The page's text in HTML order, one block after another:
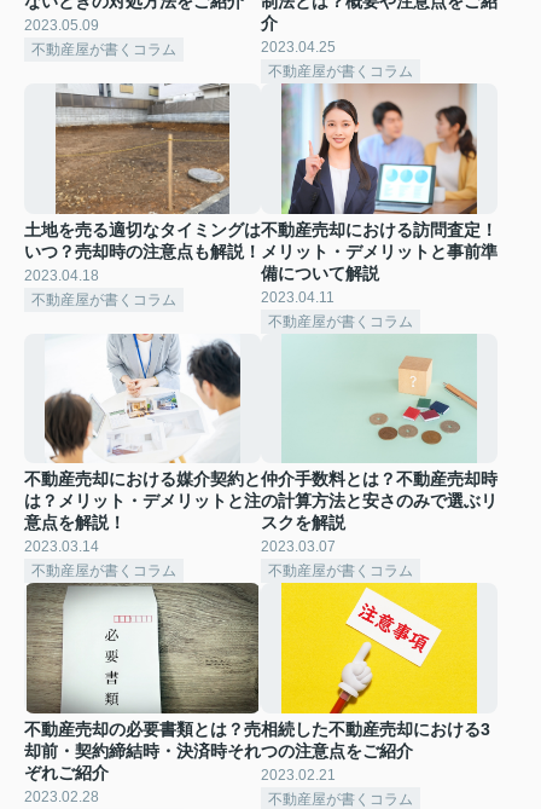
2023.05.09
不動産屋が書くコラム
介
2023.04.25
不動産屋が書くコラム
土地を売る適切なタイミングは
いつ？売却時の注意点も解説！
2023.04.18
不動産屋が書くコラム
不動産売却における訪問査定！
メリット・デメリットと事前準
備について解説
2023.04.11
不動産屋が書くコラム
不動産売却における媒介契約と
は？メリット・デメリットと注
意点を解説！
2023.03.14
不動産屋が書くコラム
仲介手数料とは？不動産売却時
の計算方法と安さのみで選ぶリ
スクを解説
2023.03.07
不動産屋が書くコラム
不動産売却の必要書類とは？売
却前・契約締結時・決済時それ
ぞれご紹介
2023.02.28
相続した不動産売却における3
つの注意点をご紹介
2023.02.21
不動産屋が書くコラム